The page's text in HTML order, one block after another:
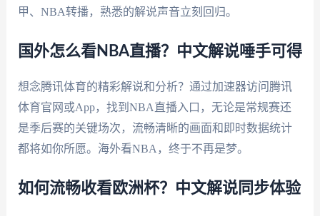
甲、NBA转播，熟悉的解说声音立刻回归。
国外怎么看NBA直播？中文解说唾手可得
想念腾讯体育的精彩解说和分析？通过加速器访问腾讯
体育官网或App，找到NBA直播入口，无论是常规赛还
是季后赛的关键场次，流畅清晰的画面和即时数据统计
都将如你所愿。海外看NBA，终于不再是梦。
如何流畅收看欧洲杯？中文解说同步体验